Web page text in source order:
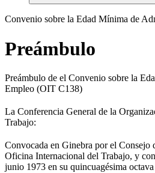
Convenio sobre la Edad Mínima de
Preámbulo
Preámbulo de el Convenio sobre la
Empleo (OIT C138)
La Conferencia General de la
Trabajo:
Convocada en Ginebra por el Consejo
Oficina Internacional del Trabajo, y
junio 1973 en su quincuagésima